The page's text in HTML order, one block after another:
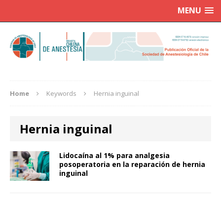
MENU
Home Keywords Hernia inguinal
Hernia inguinal
Lidocaína al 1% para analgesia
posoperatoria en la reparación de hernia
inguinal